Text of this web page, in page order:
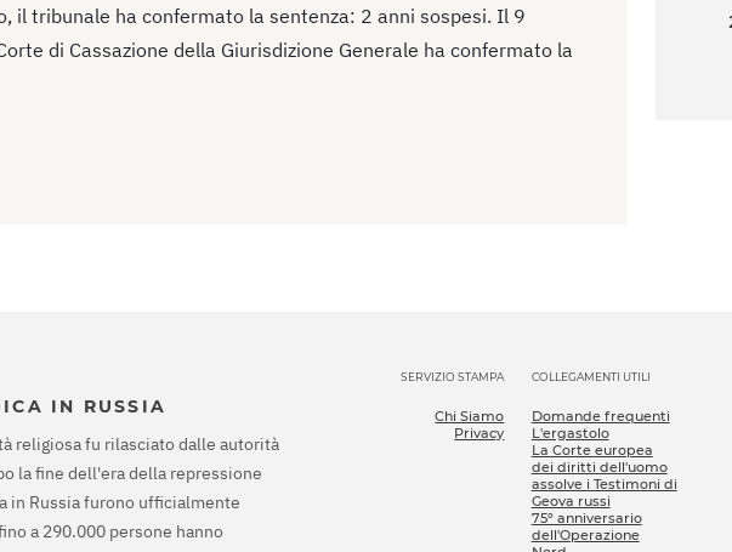
il tribunale ha confermato la sentenza: 2 anni sospesi. Il 9
di Cassazione della Giurisdizione Generale ha confermato la
IN RUSSIA
religiosa fu rilasciato dalle autorità
la fine dell'era della repressione
in Russia furono ufficialmente
a 290.000 persone hanno
SERVIZIO STAMPA
Chi Siamo
Privacy
COLLEGAMENTI UTILI
Domande frequenti
L'ergastolo
La Corte europea
dei diritti dell'uomo
assolve i Testimoni di
Geova russi
75º anniversario
dell'Operazione